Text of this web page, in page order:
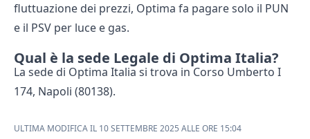
fluttuazione dei prezzi, Optima fa pagare solo il PUN
e il PSV per luce e gas.
Qual è la sede Legale di Optima Italia?
La sede di Optima Italia si trova in Corso Umberto I
174, Napoli (80138).
ULTIMA MODIFICA IL 10 SETTEMBRE 2025 ALLE ORE 15:04